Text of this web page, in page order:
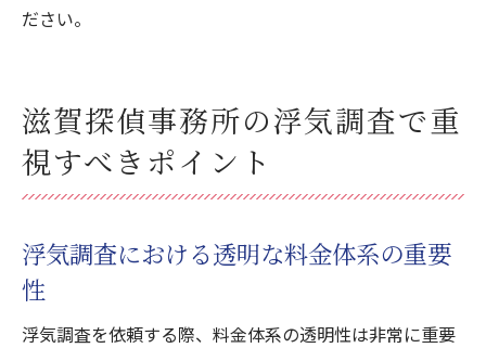
ださい。
滋賀探偵事務所の浮気調査で重
視すべきポイント
浮気調査における透明な料金体系の重要
性
浮気調査を依頼する際、料金体系の透明性は非常に重要